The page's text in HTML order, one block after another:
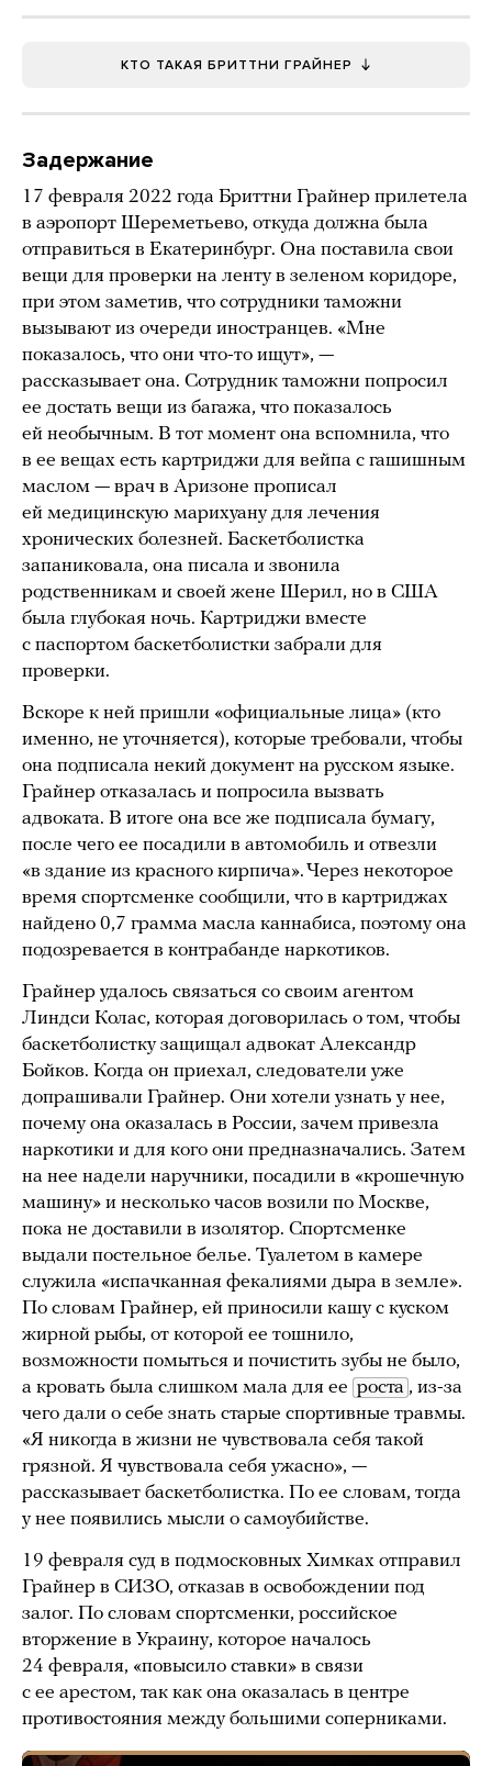
КТО ТАКАЯ БРИТТНИ ГРАЙНЕР
Задержание
17 февраля 2022 года Бриттни Грайнер прилетела
в аэропорт Шереметьево, откуда должна была
отправиться в Екатеринбург. Она поставила свои
вещи для проверки на ленту в зеленом коридоре,
при этом заметив, что сотрудники таможни
вызывают из очереди иностранцев. «Мне
показалось, что они что-то ищут», —
рассказывает она. Сотрудник таможни попросил
ее достать вещи из багажа, что показалось
ей необычным. В тот момент она вспомнила, что
в ее вещах есть картриджи для вейпа с гашишным
маслом — врач в Аризоне прописал
ей медицинскую марихуану для лечения
хронических болезней. Баскетболистка
запаниковала, она писала и звонила
родственникам и своей жене Шерил, но в США
была глубокая ночь. Картриджи вместе
с паспортом баскетболистки забрали для
проверки.
Вскоре к ней пришли «официальные лица» (кто
именно, не уточняется), которые требовали, чтобы
она подписала некий документ на русском языке.
Грайнер отказалась и попросила вызвать
адвоката. В итоге она все же подписала бумагу,
после чего ее посадили в автомобиль и отвезли
«в здание из красного кирпича». Через некоторое
время спортсменке сообщили, что в картриджах
найдено 0,7 грамма масла каннабиса, поэтому она
подозревается в контрабанде наркотиков.
Грайнер удалось связаться со своим агентом
Линдси Колас, которая договорилась о том, чтобы
баскетболистку защищал адвокат Александр
Бойков. Когда он приехал, следователи уже
допрашивали Грайнер. Они хотели узнать у нее,
почему она оказалась в России, зачем привезла
наркотики и для кого они предназначались. Затем
на нее надели наручники, посадили в «крошечную
машину» и несколько часов возили по Москве,
пока не доставили в изолятор. Спортсменке
выдали постельное белье. Туалетом в камере
служила «испачканная фекалиями дыра в земле».
По словам Грайнер, ей приносили кашу с куском
жирной рыбы, от которой ее тошнило,
возможности помыться и почистить зубы не было,
а кровать была слишком мала для ее роста , из-за
чего дали о себе знать старые спортивные травмы.
«Я никогда в жизни не чувствовала себя такой
грязной. Я чувствовала себя ужасно», —
рассказывает баскетболистка. По ее словам, тогда
у нее появились мысли о самоубийстве.
19 февраля суд в подмосковных Химках отправил
Грайнер в СИЗО, отказав в освобождении под
залог. По словам спортсменки, российское
вторжение в Украину, которое началось
24 февраля, «повысило ставки» в связи
с ее арестом, так как она оказалась в центре
противостояния между большими соперниками.